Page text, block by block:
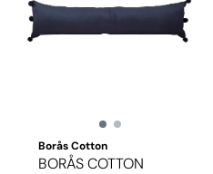
Borås Cotton
BORÅS COTTON